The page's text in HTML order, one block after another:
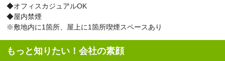
◆オフィスカジュアルOK
◆屋内禁煙
※敷地内に1箇所、屋上に1箇所喫煙スペースあり
もっと知りたい！会社の素顔